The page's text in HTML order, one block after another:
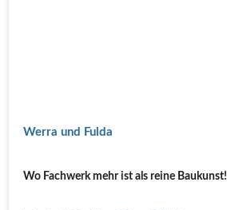
Werra und Fulda
Wo Fachwerk mehr ist als reine Baukunst!